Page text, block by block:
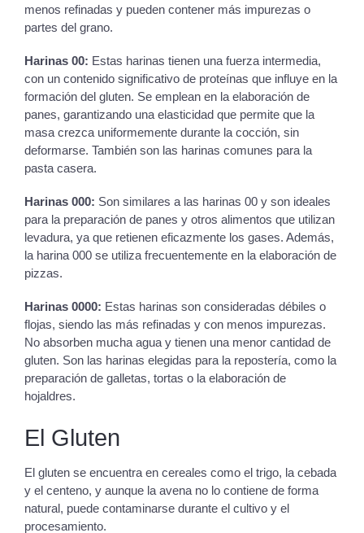
menos refinadas y pueden contener más impurezas o
partes del grano.
Harinas 00: Estas harinas tienen una fuerza intermedia,
con un contenido significativo de proteínas que influye en la
formación del gluten. Se emplean en la elaboración de
panes, garantizando una elasticidad que permite que la
masa crezca uniformemente durante la cocción, sin
deformarse. También son las harinas comunes para la
pasta casera.
Harinas 000: Son similares a las harinas 00 y son ideales
para la preparación de panes y otros alimentos que utilizan
levadura, ya que retienen eficazmente los gases. Además,
la harina 000 se utiliza frecuentemente en la elaboración de
pizzas.
Harinas 0000: Estas harinas son consideradas débiles o
flojas, siendo las más refinadas y con menos impurezas.
No absorben mucha agua y tienen una menor cantidad de
gluten. Son las harinas elegidas para la repostería, como la
preparación de galletas, tortas o la elaboración de
hojaldres.
El Gluten
El gluten se encuentra en cereales como el trigo, la cebada
y el centeno, y aunque la avena no lo contiene de forma
natural, puede contaminarse durante el cultivo y el
procesamiento.